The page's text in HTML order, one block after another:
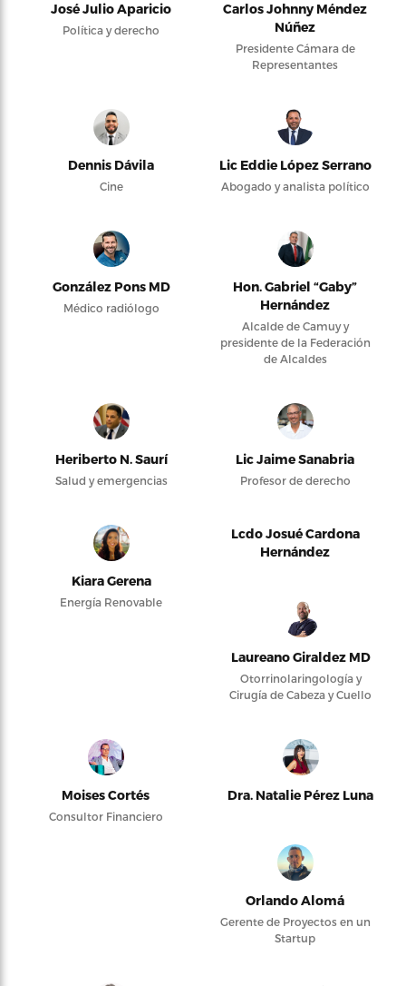
José Julio Aparicio
Política y derecho
Carlos Johnny Méndez
Núñez
Presidente Cámara de
Representantes
Dennis Dávila
Cine
Lic Eddie López Serrano
Abogado y analista político
González Pons MD
Médico radiólogo
Hon. Gabriel “Gaby”
Hernández
Alcalde de Camuy y
presidente de la Federación
de Alcaldes
Heriberto N. Saurí
Salud y emergencias
Lic Jaime Sanabria
Profesor de derecho
Kiara Gerena
Energía Renovable
Lcdo Josué Cardona
Hernández
Laureano Giraldez MD
Otorrinolaringología y
Cirugía de Cabeza y Cuello
Moises Cortés
Consultor Financiero
Dra. Natalie Pérez Luna
Orlando Alomá
Gerente de Proyectos en un
Startup